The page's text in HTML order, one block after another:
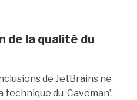
de la qualité du
de JetBrains ne
du ‘Caveman’.